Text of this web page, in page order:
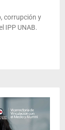
corrupción y
IPP UNAB.